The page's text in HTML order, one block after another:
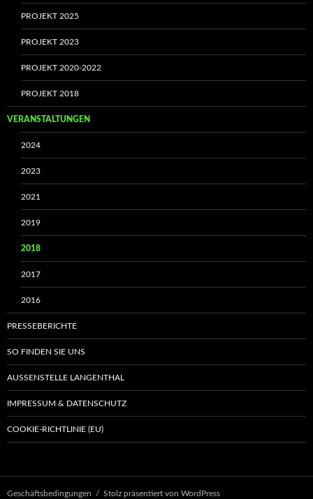
PROJEKT 2025
PROJEKT 2023
PROJEKT 2020-2022
PROJEKT 2018
VERANSTALTUNGEN
2024
2023
2021
2019
2018
2017
2016
PRESSEBERICHTE
SO FINDEN SIE UNS
AUSSENSTELLE LANGENTHAL
IMPRESSUM & DATENSCHUTZ
COOKIE-RICHTLINIE (EU)
Geschäftsbedingungen Stolz präsentiert von WordPress